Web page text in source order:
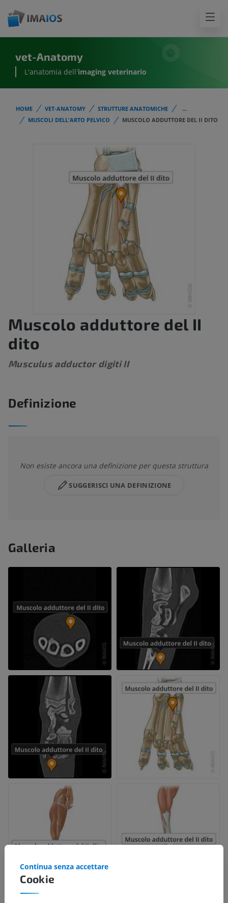
vet-Anatomy
L'anatomia dell'imaging veterinario
HOME VET-ANATOMY STRUTTURE ANATOMICHE
...
MUSCOLI DELL'ARTO PELVICO
MUSCOLO ADDUTTORE DEL II DITO
Muscolo adduttore del II
dito
Musculus adductor digiti II
Definizione
Non esiste ancora una definizione per questa struttura
SUGGERISCI UNA DEFINIZIONE
Galleria
Cookie
Continua senza accettare